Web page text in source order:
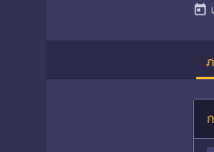
today